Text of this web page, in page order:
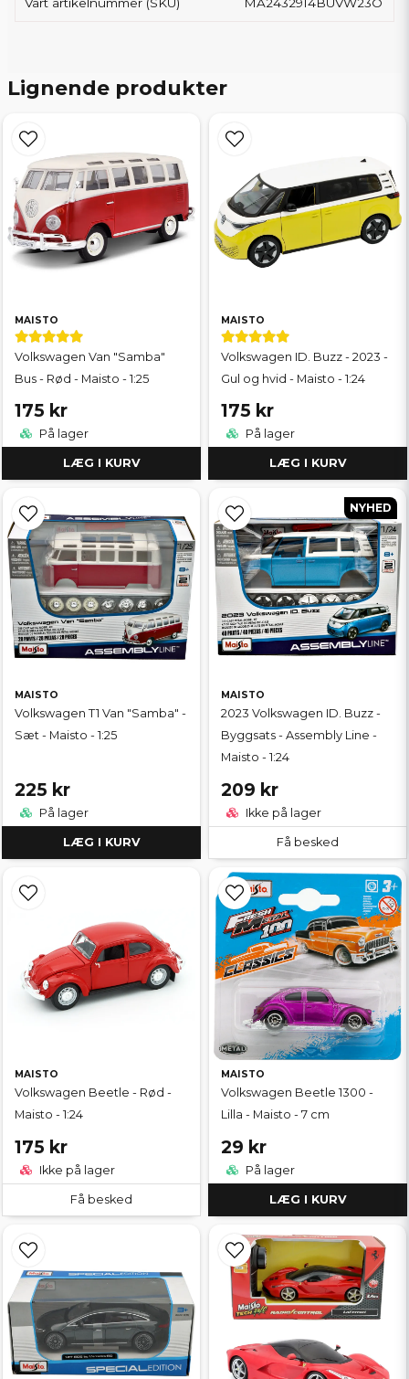
Lignende produkter
MAISTO
Volkswagen Van "Samba"
Bus - Rød - Maisto - 1:25
175 kr
På lager
LÆG I KURV
MAISTO
Volkswagen ID. Buzz - 2023 -
Gul og hvid - Maisto - 1:24
175 kr
På lager
LÆG I KURV
MAISTO
Volkswagen T1 Van "Samba" -
Sæt - Maisto - 1:25
225 kr
På lager
LÆG I KURV
MAISTO
2023 Volkswagen ID. Buzz -
Byggsats - Assembly Line -
Maisto - 1:24
209 kr
Ikke på lager
Få besked
NYHED
MAISTO
Volkswagen Beetle - Rød -
Maisto - 1:24
175 kr
Ikke på lager
Få besked
MAISTO
Volkswagen Beetle 1300 -
Lilla - Maisto - 7 cm
29 kr
På lager
LÆG I KURV